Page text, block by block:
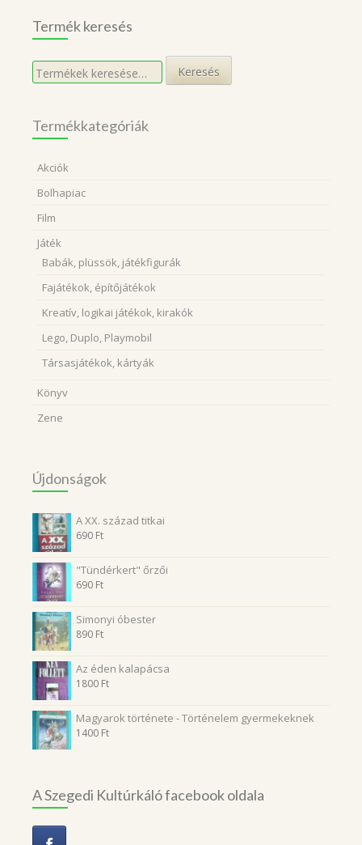
Termék keresés
Keresés
a
Keresés
Termékkategóriák
Akciók
Bolhapiac
Film
Játék
Babák, plüssök, játékfigurák
Fajátékok, építőjátékok
Kreatív, logikai játékok, kirakók
Lego, Duplo, Playmobil
Társasjátékok, kártyák
Könyv
Zene
Újdonságok
A XX. század titkai
690 Ft
"Tündérkert" őrzői
690 Ft
Simonyi óbester
890 Ft
Az éden kalapácsa
1800 Ft
Magyarok története - Történelem gyermekeknek
1400 Ft
A Szegedi Kultúrkáló facebook oldala